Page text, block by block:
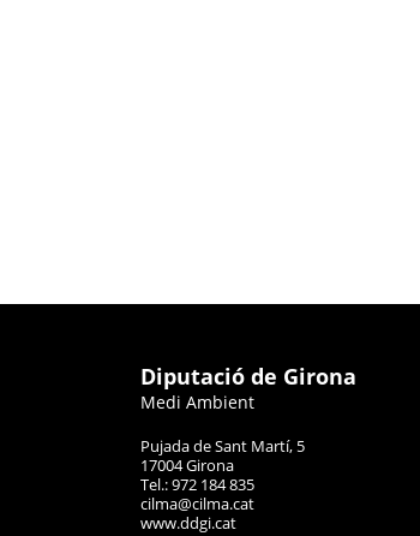
Diputació de Girona
Medi Ambient
Pujada de Sant Martí, 5
17004 Girona
Tel.: 972 184 835
cilma@cilma.cat
www.ddgi.cat